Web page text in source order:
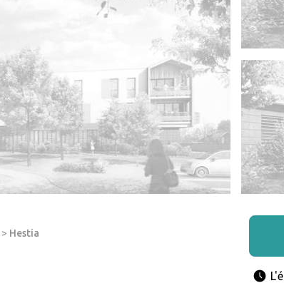
> Hestia